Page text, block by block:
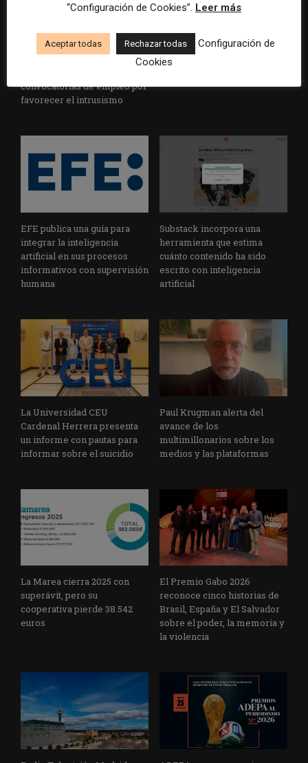
Los Colegios de Periodistas
piden al Ministerio de
convocatorias de empleo por
favorecer el intrusismo
eBay pagará 55,7 millones de
dólares por la campaña de
acoso contra dos periodistas
EFE publica una guía para
integrar la inteligencia
artificial en sus procesos
informativos con supervisión
humana
Substack incorpora una
herramienta que estima
cuánto contenido ha sido
escrito con inteligencia
artificial
La Universidad CEU
Cardenal Herrera presenta
un informe con pautas para
informar sobre el suicidio
Paul Krugman alerta del
avance de los
multimillonarios sobre los
medios y las plataformas
La Marea cierra 2025 con
superávit, pero su
cooperativa pierde 38.542
euros
El Premio Gabo 2026
reconoce cinco historias de
Brasil, España y El Salvador
sobre el poder, la memoria y
la violencia
“Configuración de Cookies”. Leer más
Aceptar todas Rechazar todas
Configuración de
Cookies